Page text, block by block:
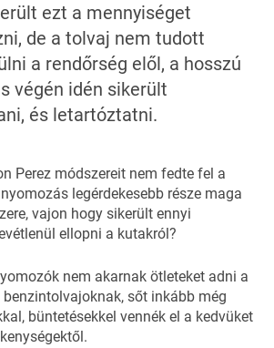
ezt a mennyiséget
de a tolvaj nem tudott
a rendőrség elől, a hosszú
végén idén sikerült
és letartóztatni.
Perez módszereit nem fedte fel a
legérdekesebb része maga
vajon hogy sikerült ennyi
ellopni a kutakról?
nem akarnak ötleteket adni a
sőt inkább még
büntetésekkel vennék el a kedvüket